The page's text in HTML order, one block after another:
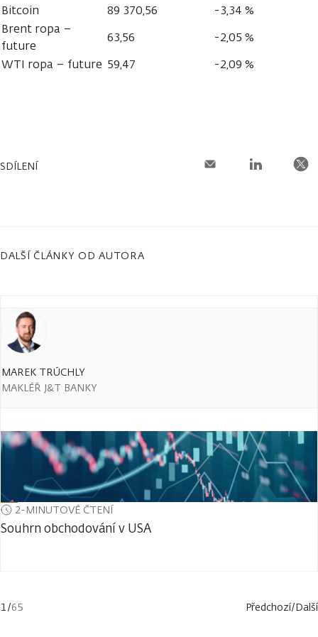
Bitcoin
89 370,56
-3,34 %
Brent ropa –
future
63,56
-2,05 %
WTI ropa – future 59,47 -2,09 %
SDÍLENÍ
DALŠÍ ČLÁNKY OD AUTORA
MAREK TRÚCHLY
MAKLÉŘ J&T BANKY
2-MINUTOVÉ ČTENÍ
Souhrn obchodování v USA
1/65 Předchozí/Další